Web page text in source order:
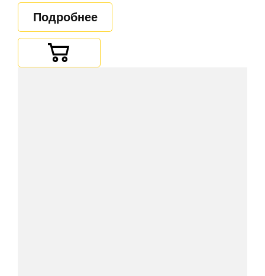
Подробнее